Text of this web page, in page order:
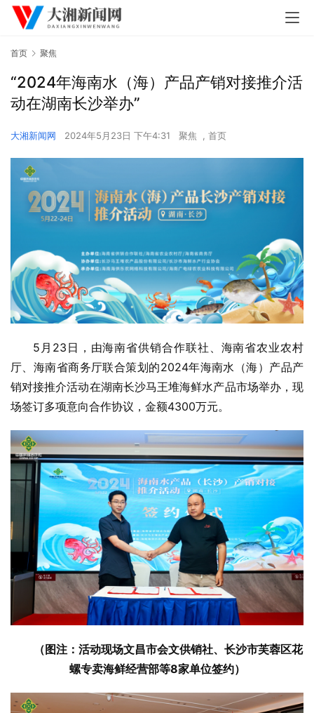
首页 聚焦
“2024年海南水（海）产品产销对接推介活
动在湖南长沙举办”
大湘新闻网 2024年5月23日 下午4:31 聚焦 , 首页
5月23日，由海南省供销合作联社、海南省农业农村
厅、海南省商务厅联合策划的2024年海南水（海）产品产
销对接推介活动在湖南长沙马王堆海鲜水产品市场举办，现
场签订多项意向合作协议，金额4300万元。
（图注：活动现场文昌市会文供销社、长沙市芙蓉区花
螺专卖海鲜经营部等8家单位签约）